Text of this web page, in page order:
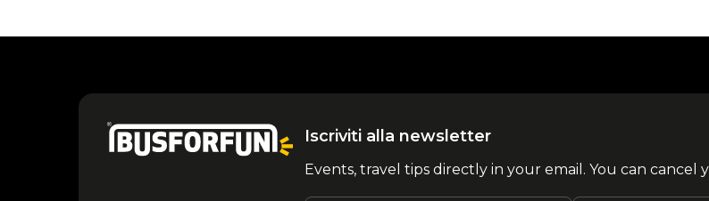
Iscriviti alla newsletter
Events, travel tips directly in your email. You can cancel